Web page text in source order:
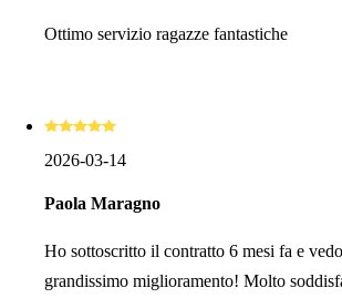
Ottimo servizio ragazze fantastiche
2026-03-14
Paola Maragno
Ho sottoscritto il contratto 6 mesi fa e
grandissimo miglioramento! Molto